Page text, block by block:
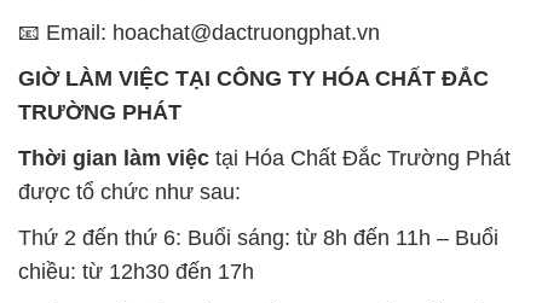
📧 Email: hoachat@dactruongphat.vn
GIỜ LÀM VIỆC TẠI CÔNG TY HÓA CHẤT ĐẮC
TRƯỜNG PHÁT
Thời gian làm việc tại Hóa Chất Đắc Trường Phát
được tổ chức như sau:
Thứ 2 đến thứ 6: Buổi sáng: từ 8h đến 11h – Buổi
chiều: từ 12h30 đến 17h